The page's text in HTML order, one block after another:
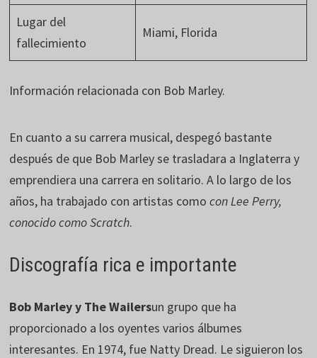
Lugar del
fallecimiento
Miami, Florida
Información relacionada con Bob Marley.
En cuanto a su carrera musical, despegó bastante
después de que Bob Marley se trasladara a Inglaterra y
emprendiera una carrera en solitario. A lo largo de los
años, ha trabajado con artistas comocon Lee Perry,
conocido como Scratch.
Discografía rica e importante
Bob Marley y The Wailersun grupo que ha
proporcionado a los oyentes varios álbumes
interesantes. En 1974, fue Natty Dread. Le siguieron los